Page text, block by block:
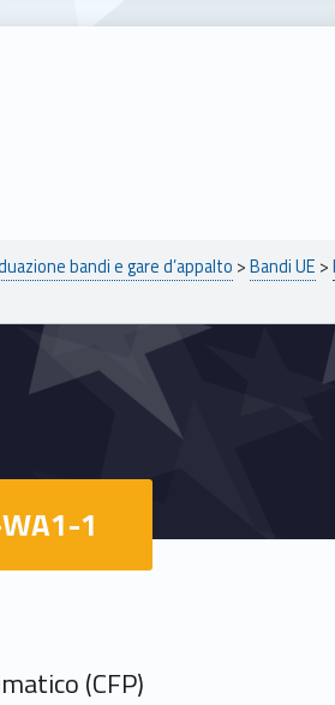
bandi e gare d’appalto >Bandi UE >
1
(CFP)